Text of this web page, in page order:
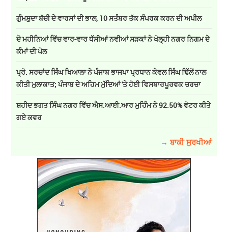
ਗੁੰਮਸ਼ੁਦਾ ਬੱਚੀ ਦੇ ਵਾਰਸਾਂ ਦੀ ਭਾਲ, 10 ਸਤੰਬਰ ਤੱਕ ਸੰਪਰਕ ਕਰਨ ਦੀ ਅਪੀਲ
ਦੋ ਮਹੀਨਿਆਂ ਵਿੱਚ ਵਾਰ-ਵਾਰ ਧੱਸੀਆਂ ਨਵੀਆਂ ਸੜਕਾਂ ਨੇ ਖੋਲ੍ਹੀ ਨਗਰ ਨਿਗਮ ਦੇ
ਕੰਮਾਂ ਦੀ ਪੋਲ
ਪ੍ਰੋ. ਸਰਚਾਂਦ ਸਿੰਘ ਖਿਆਲਾ ਨੇ ਪੰਜਾਬ ਭਾਜਪਾ ਪ੍ਰਧਾਨ ਕੇਵਲ ਸਿੰਘ ਢਿੱਲੋਂ ਨਾਲ
ਕੀਤੀ ਮੁਲਾਕਾਤ; ਪੰਜਾਬ ਦੇ ਅਹਿਮ ਮੁੱਦਿਆਂ 'ਤੇ ਹੋਈ ਵਿਸਥਾਰਪੂਰਵਕ ਚਰਚਾ
ਸ਼ਹੀਦ ਭਗਤ ਸਿੰਘ ਨਗਰ ਵਿੱਚ ਐਸ.ਆਈ.ਆਰ ਮੁਹਿੰਮ ਨੇ 92.50% ਵੋਟਰ ਕੀਤੇ
ਗਏ ਕਵਰ
→ ਬਾਕੀ ਸੁਰਖੀਆਂ